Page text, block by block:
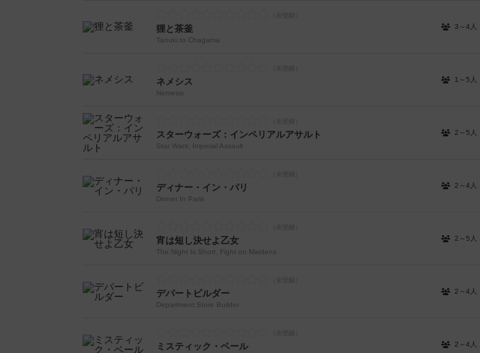
狸と茶釜
Tanuki to Chagama
3～4人
ネメシス
Nemesis
1～5人
スターウォーズ：インペリアルアサルト
Star Wars: Imperial Assault
2～5人
ディナー・イン・パリ
Dinner In Paris
2～4人
宵は短し決せよ乙女
The Night Is Short, Fight on Maidens
2～5人
デパートビルダー
Department Store Builder
2～4人
ミスティック・ベール 2～4人